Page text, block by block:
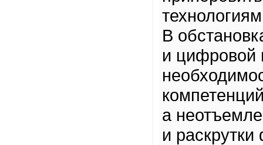
В
и цифровой
а
и